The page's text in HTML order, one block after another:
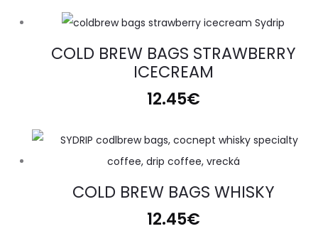
COLD BREW BAGS STRAWBERRY
ICECREAM
12.45€
COLD BREW BAGS WHISKY
12.45€